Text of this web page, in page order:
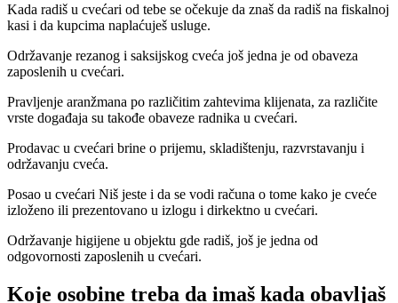
Kada radiš u cvećari od tebe se očekuje da znaš da radiš na fiskalnoj
kasi i da kupcima naplaćuješ usluge.
Održavanje rezanog i saksijskog cveća još jedna je od obaveza
zaposlenih u cvećari.
Pravljenje aranžmana po različitim zahtevima klijenata, za različite
vrste događaja su takođe obaveze radnika u cvećari.
Prodavac u cvećari brine o prijemu, skladištenju, razvrstavanju i
održavanju cveća.
Posao u cvećari Niš jeste i da se vodi računa o tome kako je cveće
izloženo ili prezentovano u izlogu i dirkektno u cvećari.
Održavanje higijene u objektu gde radiš, još je jedna od
odgovornosti zaposlenih u cvećari.
Koje osobine treba da imaš kada obavljaš